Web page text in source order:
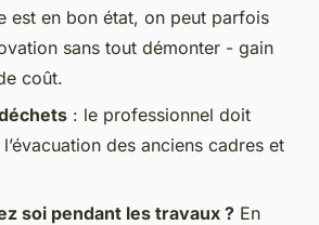
est en bon état, on peut parfois
sans tout démonter - gain
coût.
: le professionnel doit
l’évacuation des anciens cadres et
soi pendant les travaux ? En